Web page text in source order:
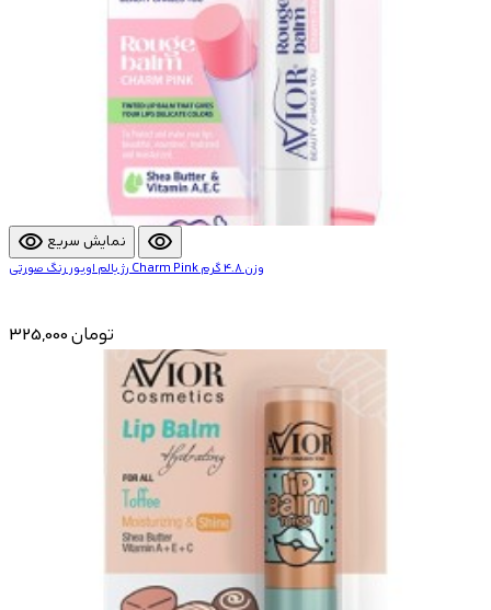
visibility نمایش سریع visibility
رژ بالم اویور رنگ صورتی Charm Pink وزن 4.8 گرم
325,000 تومان